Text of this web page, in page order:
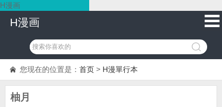
H漫画
H漫画
您现在的位置是： 首页 > H漫單行本
柚月